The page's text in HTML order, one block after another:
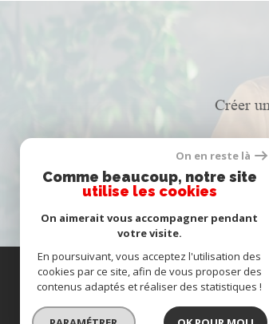
Créer
On en reste là
Comme beaucoup, notre site
utilise les cookies
On aimerait vous accompagner pendant
votre visite.
En poursuivant, vous acceptez l'utilisation des
cookies par ce site, afin de vous proposer des
contenus adaptés et réaliser des statistiques !